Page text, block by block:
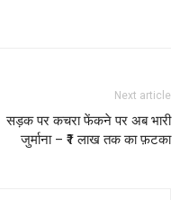
Next article
सड़क पर कचरा फेंकने पर अब भारी
जुर्माना – ₹1 लाख तक का फ़टका